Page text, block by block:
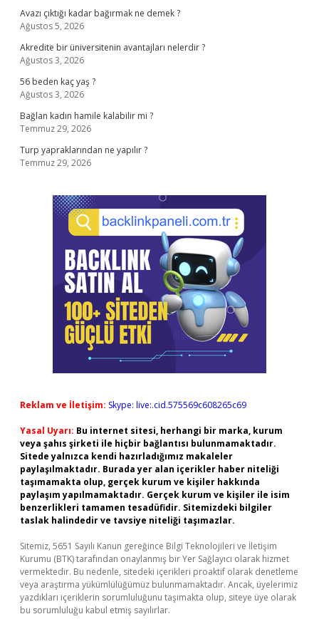
Avazı çıktığı kadar bağırmak ne demek ?
Ağustos 5, 2026
Akredite bir üniversitenin avantajları nelerdir ?
Ağustos 3, 2026
56 beden kaç yaş ?
Ağustos 3, 2026
Bağlan kadın hamile kalabilir mi ?
Temmuz 29, 2026
Turp yapraklarından ne yapılır ?
Temmuz 29, 2026
Reklam ve İletişim: Skype: live:.cid.575569c608265c69
Yasal Uyarı: Bu internet sitesi, herhangi bir marka, kurum
veya şahıs şirketi ile hiçbir bağlantısı bulunmamaktadır.
Sitede yalnızca kendi hazırladığımız makaleler
paylaşılmaktadır. Burada yer alan içerikler haber niteliği
taşımamakta olup, gerçek kurum ve kişiler hakkında
paylaşım yapılmamaktadır. Gerçek kurum ve kişiler ile isim
benzerlikleri tamamen tesadüfidir. Sitemizdeki bilgiler
taslak halindedir ve tavsiye niteliği taşımazlar.
Sitemiz, 5651 Sayılı Kanun gereğince Bilgi Teknolojileri ve İletişim
Kurumu (BTK) tarafından onaylanmış bir Yer Sağlayıcı olarak hizmet
vermektedir. Bu nedenle, sitedeki içerikleri proaktif olarak denetleme
veya araştırma yükümlülüğümüz bulunmamaktadır. Ancak, üyelerimiz
yazdıkları içeriklerin sorumluluğunu taşımakta olup, siteye üye olarak
bu sorumluluğu kabul etmiş sayılırlar.